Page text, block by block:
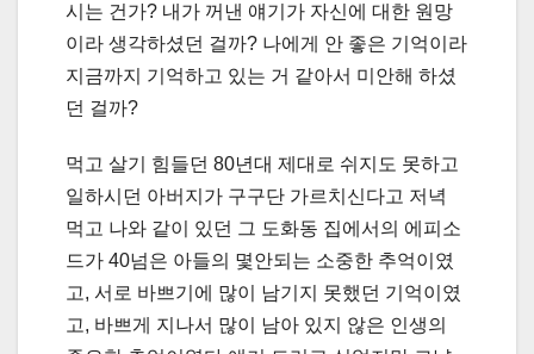
시는 건가? 내가 꺼낸 얘기가 자신에 대한 원망
이라 생각하셨던 걸까? 나에게 안 좋은 기억이라
지금까지 기억하고 있는 거 같아서 미안해 하셨
던 걸까?
먹고 살기 힘들던 80년대 제대로 쉬지도 못하고
일하시던 아버지가 구구단 가르치신다고 저녁
먹고 나와 같이 있던 그 도화동 집에서의 에피소
드가 40넘은 아들의 몇안되는 소중한 추억이였
고, 서로 바쁘기에 많이 남기지 못했던 기억이였
고, 바쁘게 지나서 많이 남아 있지 않은 인생의